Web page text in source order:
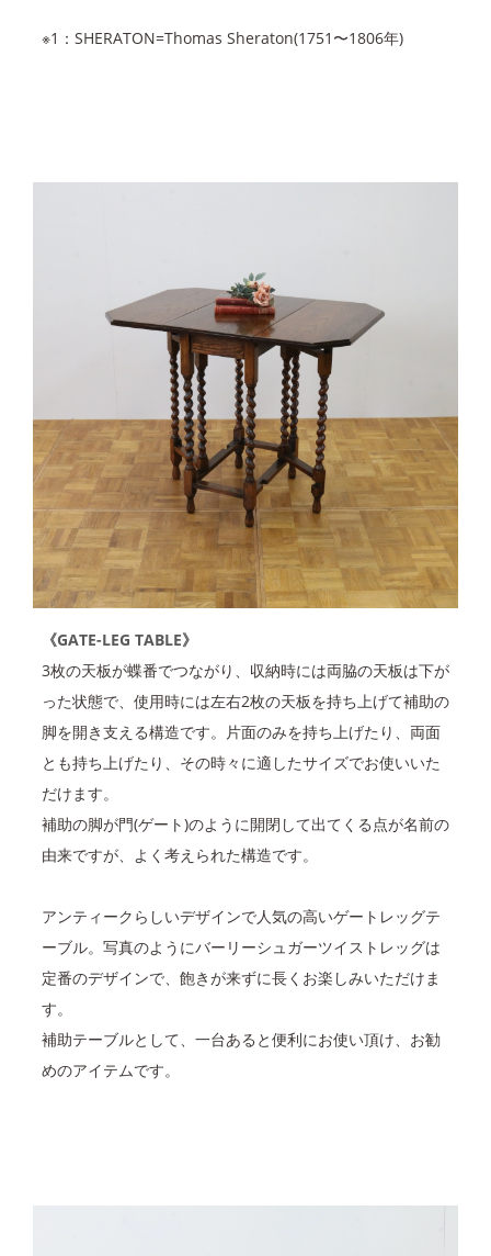
※1：SHERATON=Thomas Sheraton(1751〜1806年)
《GATE-LEG TABLE》
3枚の天板が蝶番でつながり、収納時には両脇の天板は下が
った状態で、使用時には左右2枚の天板を持ち上げて補助の
脚を開き支える構造です。片面のみを持ち上げたり、両面
とも持ち上げたり、その時々に適したサイズでお使いいた
だけます。
補助の脚が門(ゲート)のように開閉して出てくる点が名前の
由来ですが、よく考えられた構造です。
アンティークらしいデザインで人気の高いゲートレッグテ
ーブル。写真のようにバーリーシュガーツイストレッグは
定番のデザインで、飽きが来ずに長くお楽しみいただけま
す。
補助テーブルとして、一台あると便利にお使い頂け、お勧
めのアイテムです。